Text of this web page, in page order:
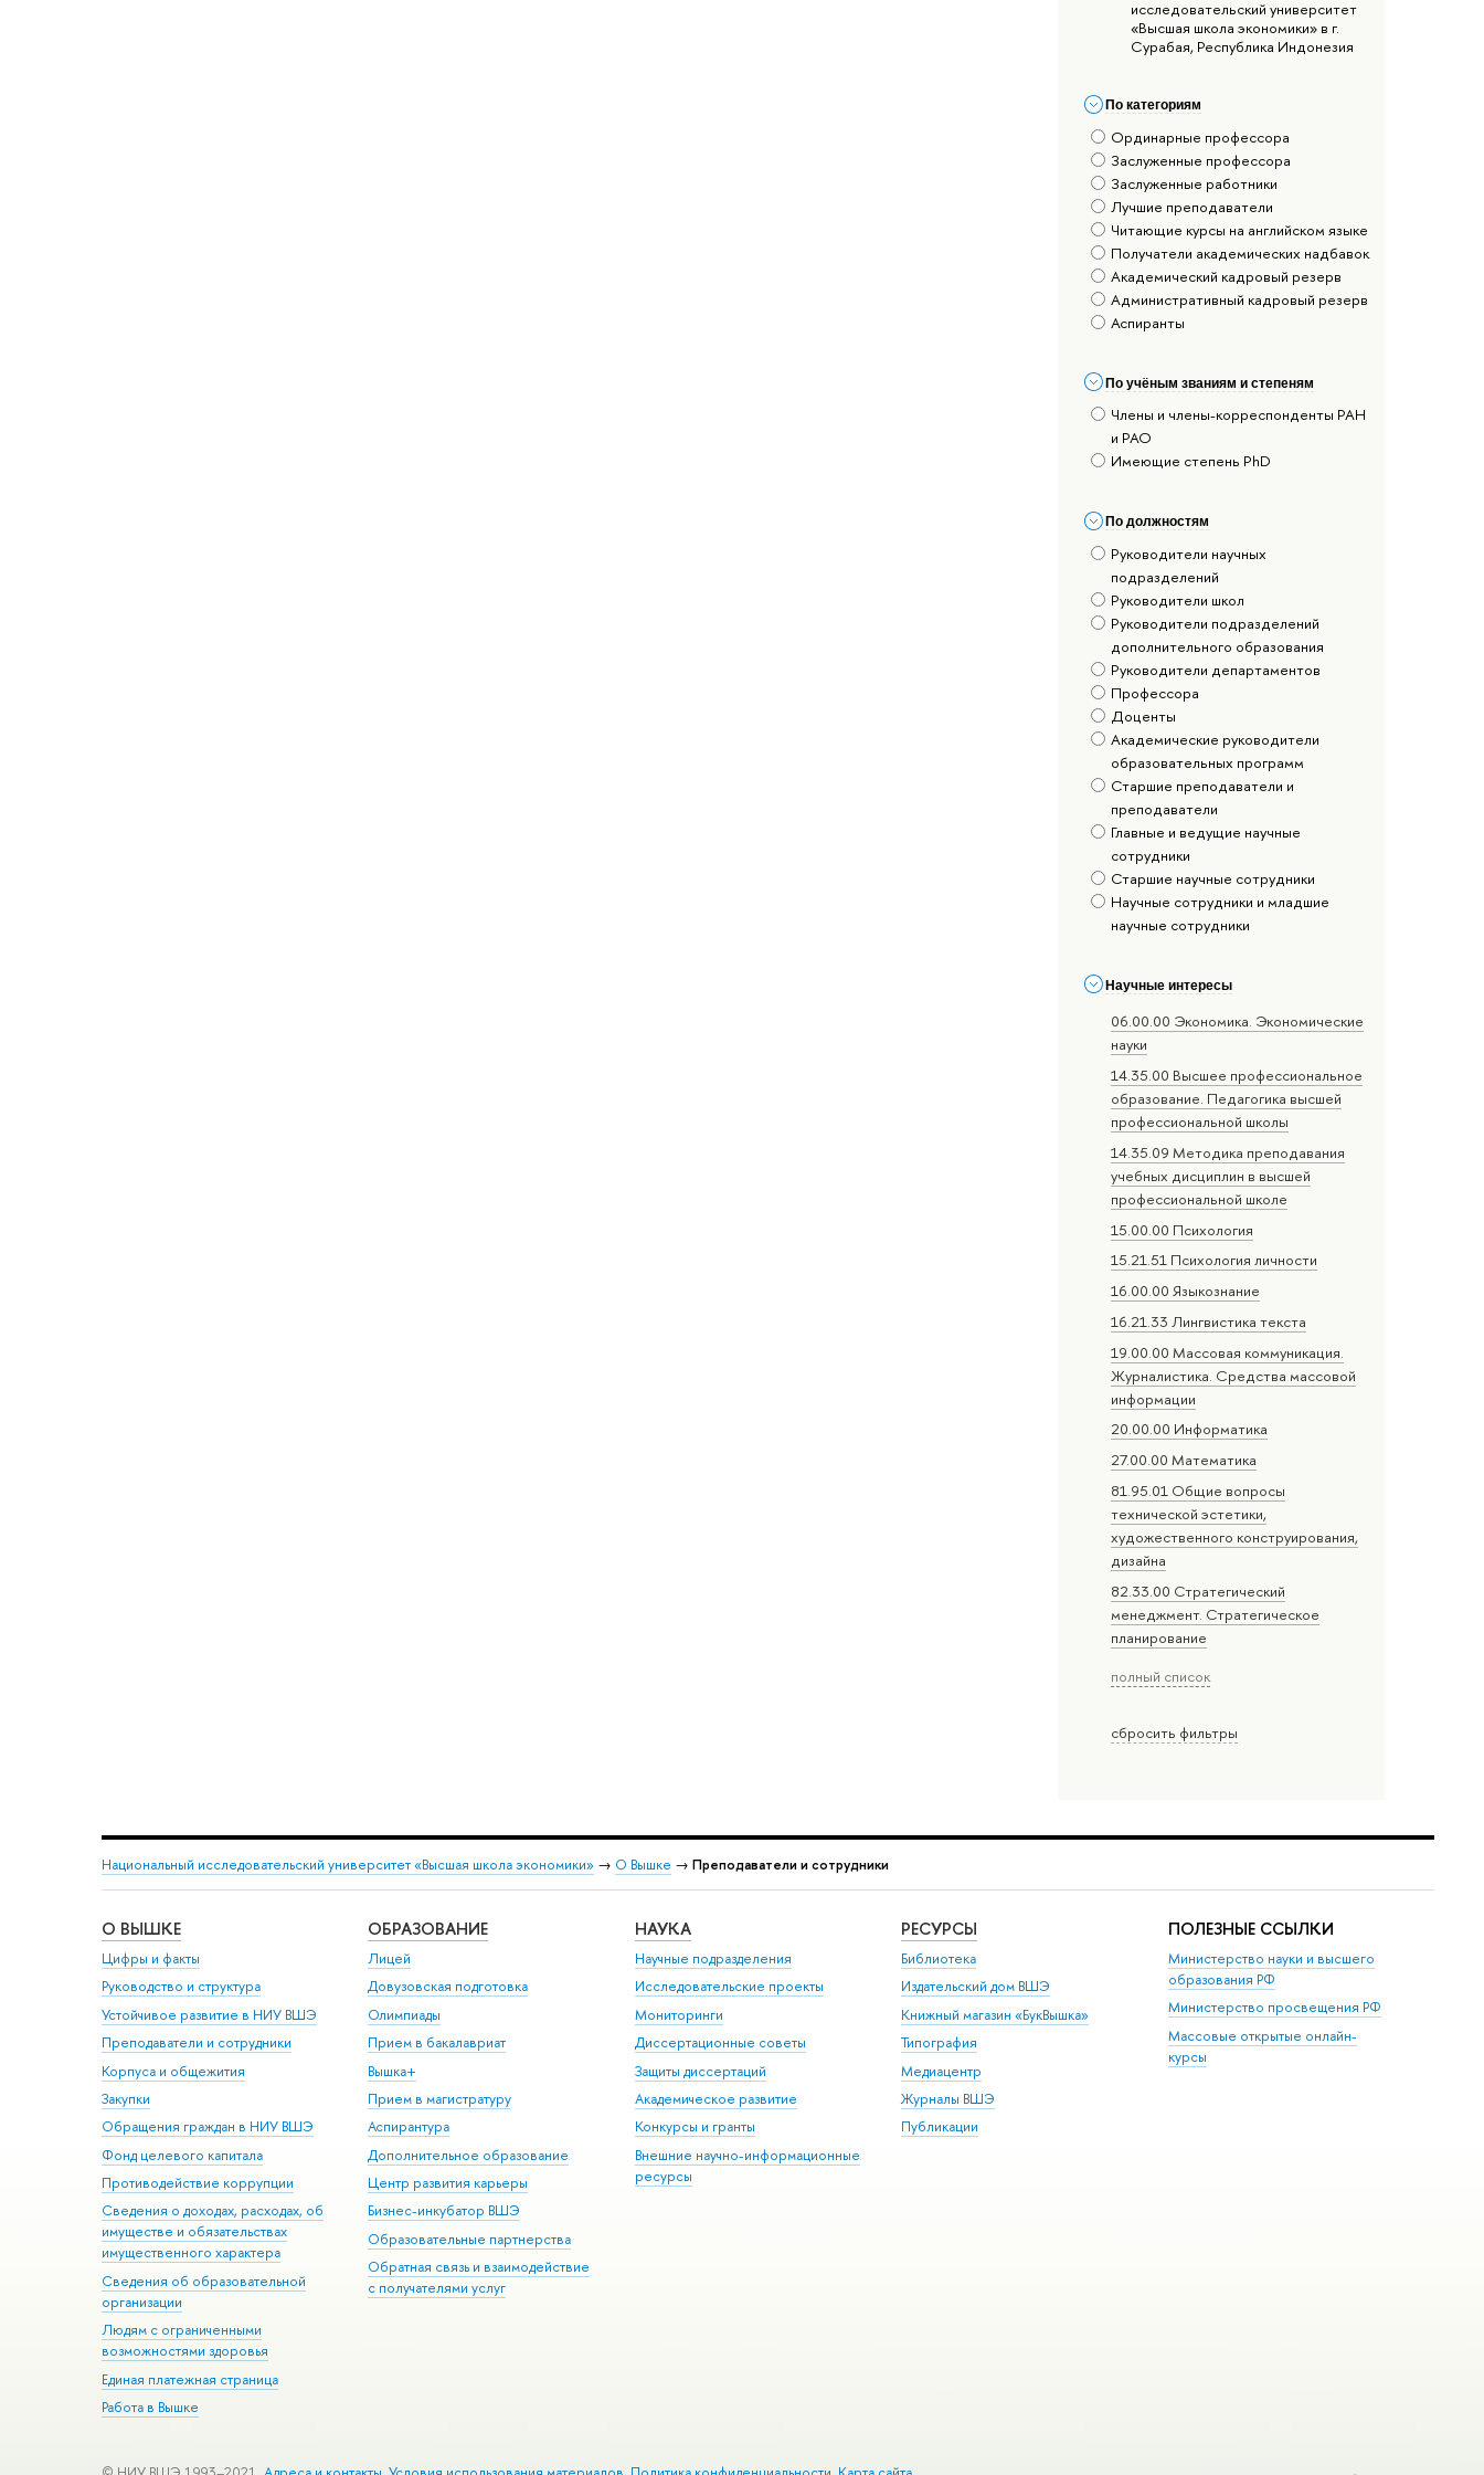
исследовательский университет
«Высшая школа экономики» в г.
Сурабая, Республика Индонезия
По категориям
Ординарные профессора
Заслуженные профессора
Заслуженные работники
Лучшие преподаватели
Читающие курсы на английском языке
Получатели академических надбавок
Академический кадровый резерв
Административный кадровый резерв
Аспиранты
По учёным званиям и степеням
Члены и члены-корреспонденты РАН
и РАО
Имеющие степень PhD
По должностям
Руководители научных
подразделений
Руководители школ
Руководители подразделений
дополнительного образования
Руководители департаментов
Профессора
Доценты
Академические руководители
образовательных программ
Старшие преподаватели и
преподаватели
Главные и ведущие научные
сотрудники
Старшие научные сотрудники
Научные сотрудники и младшие
научные сотрудники
Научные интересы
06.00.00 Экономика. Экономические
науки
14.35.00 Высшее профессиональное
образование. Педагогика высшей
профессиональной школы
14.35.09 Методика преподавания
учебных дисциплин в высшей
профессиональной школе
15.00.00 Психология
15.21.51 Психология личности
16.00.00 Языкознание
16.21.33 Лингвистика текста
19.00.00 Массовая коммуникация.
Журналистика. Средства массовой
информации
20.00.00 Информатика
27.00.00 Математика
81.95.01 Общие вопросы
технической эстетики,
художественного конструирования,
дизайна
82.33.00 Стратегический
менеджмент. Стратегическое
планирование
полный список
сбросить фильтры
Национальный исследовательский университет «Высшая школа экономики» → О Вышке → Преподаватели и сотрудники
О ВЫШКЕ
Цифры и факты
Руководство и структура
Устойчивое развитие в НИУ ВШЭ
Преподаватели и сотрудники
Корпуса и общежития
Закупки
Обращения граждан в НИУ ВШЭ
Фонд целевого капитала
Противодействие коррупции
Сведения о доходах, расходах, об
имуществе и обязательствах
имущественного характера
Сведения об образовательной
организации
Людям с ограниченными
возможностями здоровья
Единая платежная страница
Работа в Вышке
ОБРАЗОВАНИЕ
Лицей
Довузовская подготовка
Олимпиады
Прием в бакалавриат
Вышка+
Прием в магистратуру
Аспирантура
Дополнительное образование
Центр развития карьеры
Бизнес-инкубатор ВШЭ
Образовательные партнерства
Обратная связь и взаимодействие
с получателями услуг
НАУКА
Научные подразделения
Исследовательские проекты
Мониторинги
Диссертационные советы
Защиты диссертаций
Академическое развитие
Конкурсы и гранты
Внешние научно-информационные
ресурсы
РЕСУРСЫ
Библиотека
Издательский дом ВШЭ
Книжный магазин «БукВышка»
Типография
Медиацентр
Журналы ВШЭ
Публикации
ПОЛЕЗНЫЕ ССЫЛКИ
Министерство науки и высшего
образования РФ
Министерство просвещения РФ
Массовые открытые онлайн-
курсы